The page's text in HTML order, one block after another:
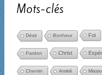
Mots-clés
Désir Bonheur Foi
Pardon Christ
Chemin Amitié